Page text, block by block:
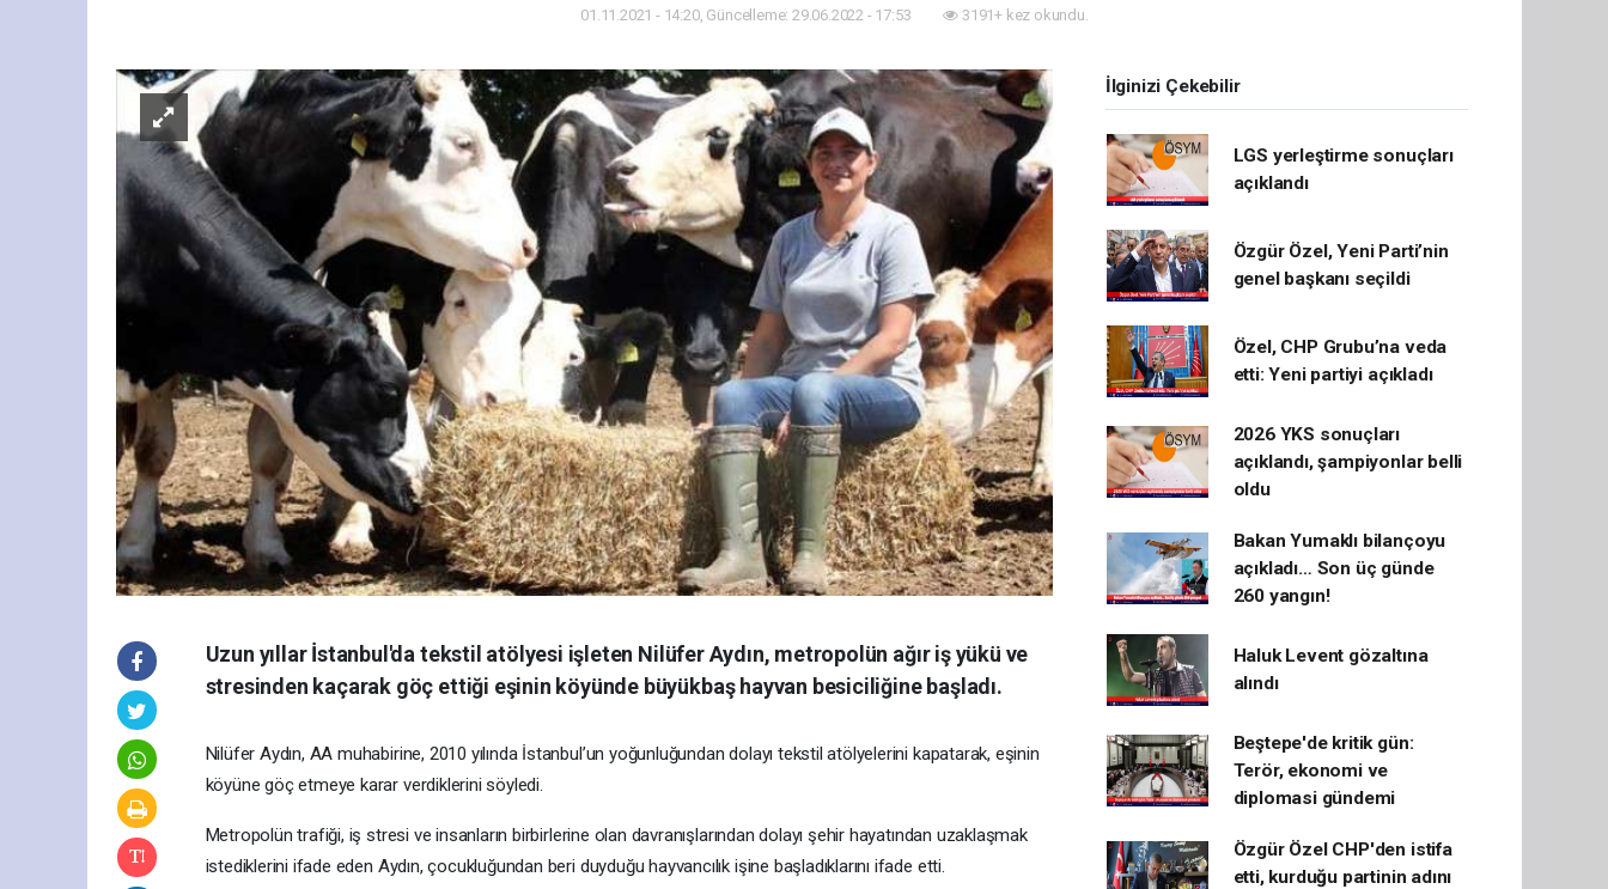
01.11.2021 - 14:20, Güncelleme: 29.06.2022 - 17:53 3191+ kez okundu.
Uzun yıllar İstanbul'da tekstil atölyesi işleten Nilüfer Aydın, metropolün ağır iş yükü ve
stresinden kaçarak göç ettiği eşinin köyünde büyükbaş hayvan besiciliğine başladı.
Nilüfer Aydın, AA muhabirine, 2010 yılında İstanbul’un yoğunluğundan dolayı tekstil atölyelerini kapatarak, eşinin
köyüne göç etmeye karar verdiklerini söyledi.
Metropolün trafiği, iş stresi ve insanların birbirlerine olan davranışlarından dolayı şehir hayatından uzaklaşmak
istediklerini ifade eden Aydın, çocukluğundan beri duyduğu hayvancılık işine başladıklarını ifade etti.
İlginizi Çekebilir
LGS yerleştirme sonuçları
açıklandı
Özgür Özel, Yeni Parti’nin
genel başkanı seçildi
Özel, CHP Grubu’na veda
etti: Yeni partiyi açıkladı
2026 YKS sonuçları
açıklandı, şampiyonlar belli
oldu
Bakan Yumaklı bilançoyu
açıkladı… Son üç günde
260 yangın!
Haluk Levent gözaltına
alındı
Beştepe'de kritik gün:
Terör, ekonomi ve
diplomasi gündemi
Özgür Özel CHP'den istifa
etti, kurduğu partinin adını